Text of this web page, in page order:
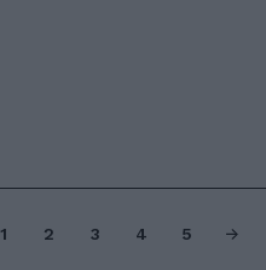
1 2 3 4 5